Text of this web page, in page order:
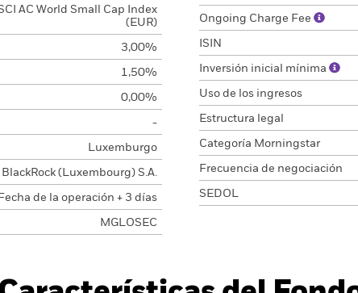
AC World Small Cap Index
(EUR)
3,00%
1,50%
0,00%
-
Luxemburgo
BlackRock (Luxembourg) S.A.
Fecha de la operación + 3 días
MGLOSEC
Ongoing Charge Fee
ISIN
Inversión inicial mínima
Uso de los ingresos
Estructura legal
Categoría Morningstar
Frecuencia de negociación
SEDOL